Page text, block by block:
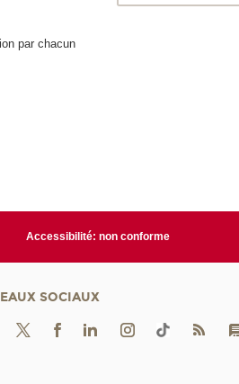
par chacun
Accessibilité: non conforme
SOCIAUX